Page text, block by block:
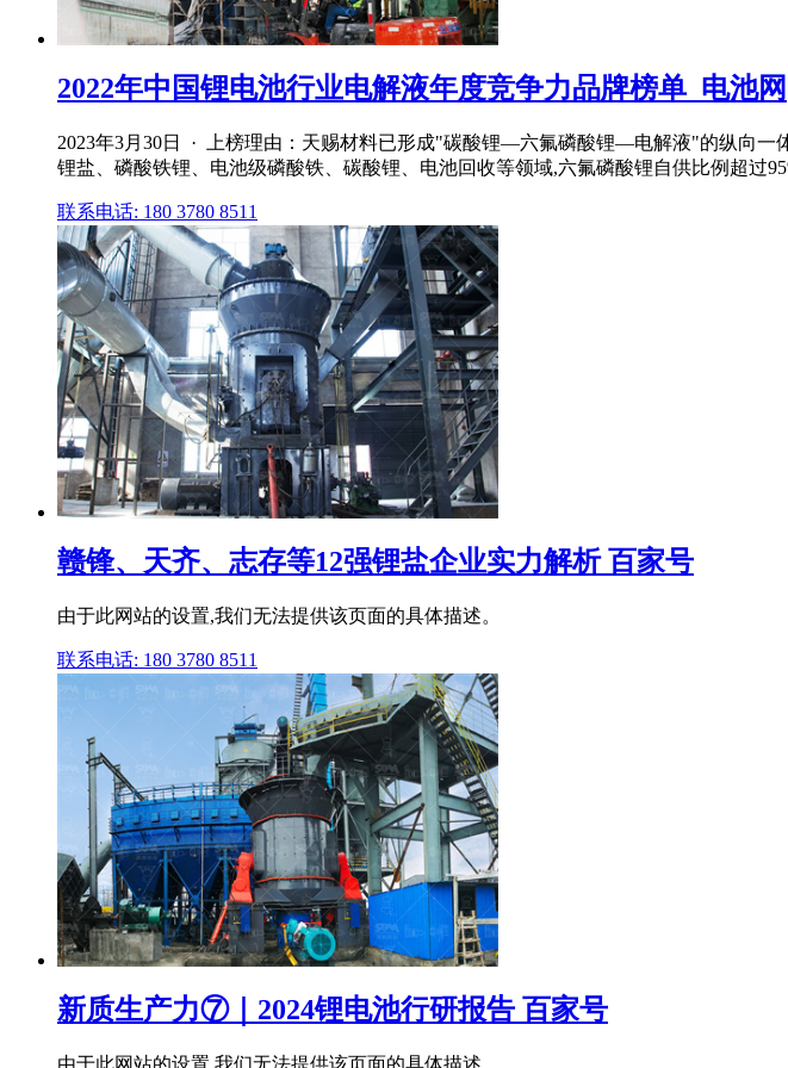
2022年中国锂电池行业电解液年度竞争力品牌榜单_电池网
2023年3月30日 · 上榜理由：天赐材料已形成"碳酸锂—六氟磷酸锂—电解液"的纵向
锂盐、磷酸铁锂、电池级磷酸铁、碳酸锂、电池回收等领域,六氟磷酸锂自供比例超过
联系电话: 180 3780 8511
赣锋、天齐、志存等12强锂盐企业实力解析 百家号
由于此网站的设置,我们无法提供该页面的具体描述。
联系电话: 180 3780 8511
新质生产力⑦｜2024锂电池行研报告 百家号
由于此网站的设置,我们无法提供该页面的具体描述。